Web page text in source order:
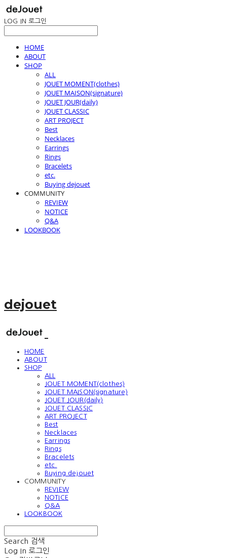
LOG IN 로그인
HOME
ABOUT
SHOP
ALL
JOUET MOMENT(clothes)
JOUET MAISON(signature)
JOUET JOUR(daily)
JOUET CLASSIC
ART PROJECT
Best
Necklaces
Earrings
Rings
Bracelets
etc.
Buying dejouet
COMMUNITY
REVIEW
NOTICE
Q&A
LOOKBOOK
dejouet
HOME
ABOUT
SHOP
ALL
JOUET MOMENT(clothes)
JOUET MAISON(signature)
JOUET JOUR(daily)
JOUET CLASSIC
ART PROJECT
Best
Necklaces
Earrings
Rings
Bracelets
etc.
Buying dejouet
COMMUNITY
REVIEW
NOTICE
Q&A
LOOKBOOK
Search 검색
Log In 로그인